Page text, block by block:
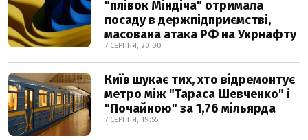
"плівок Міндіча" отримала
посаду в держпідприємстві,
масована атака РФ на Укрнафту
7 СЕРПНЯ, 20:00
Київ шукає тих, хто відремонтує
метро між "Тараса Шевченко" і
"Почайною" за 1,76 мільярда
7 СЕРПНЯ, 19:55